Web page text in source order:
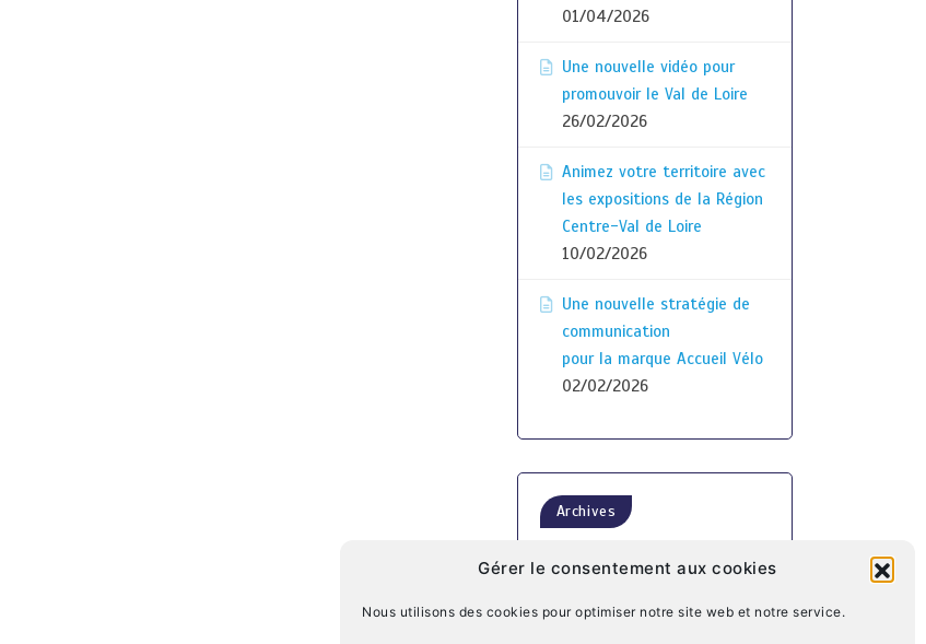
Gérer le consentement aux cookies
Nous utilisons des cookies pour optimiser notre site web et notre service.
01/04/2026
Une nouvelle vidéo pour
promouvoir le Val de Loire
26/02/2026
Animez votre territoire avec
les expositions de la Région
Centre-Val de Loire
10/02/2026
Une nouvelle stratégie de
communication
pour la marque Accueil Vélo
02/02/2026
Archives